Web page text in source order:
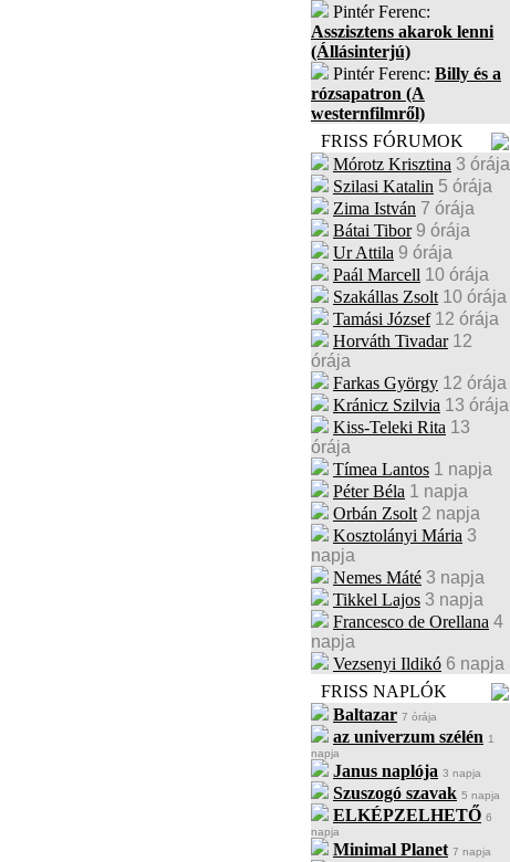
Pintér Ferenc:
Asszisztens akarok lenni
(Állásinterjú)
Pintér Ferenc: Billy és a
rózsapatron (A
westernfilmről)
FRISS FÓRUMOK
Mórotz Krisztina 3 órája
Szilasi Katalin 5 órája
Zima István 7 órája
Bátai Tibor 9 órája
Ur Attila 9 órája
Paál Marcell 10 órája
Szakállas Zsolt 10 órája
Tamási József 12 órája
Horváth Tivadar 12
órája
Farkas György 12 órája
Kránicz Szilvia 13 órája
Kiss-Teleki Rita 13
órája
Tímea Lantos 1 napja
Péter Béla 1 napja
Orbán Zsolt 2 napja
Kosztolányi Mária 3
napja
Nemes Máté 3 napja
Tikkel Lajos 3 napja
Francesco de Orellana 4
napja
Vezsenyi Ildikó 6 napja
FRISS NAPLÓK
Baltazar 7 órája
az univerzum szélén 1
napja
Janus naplója 3 napja
Szuszogó szavak 5 napja
ELKÉPZELHETŐ 6
napja
Minimal Planet 7 napja